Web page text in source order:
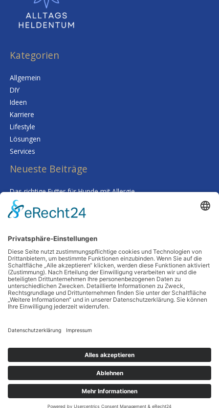
Kategorien
Allgemein
DIY
Ideen
Karriere
Lifestyle
Lösungen
Services
Neueste Beiträge
Das richtige Futter für Hunde mit Allergie
Kalk im Trinkwasser: Warum Sie sich keine Sorgen um Ihre
Gesundheit machen müssen
Routineaufgaben plötzlich kaum noch Zeit kosten
Deine Haut als Spiegel: Warum Tiefenreinigung und gezielte
Nährstoffe alles verändern
Wenn Worte fehlen: Wie man Abschied nimmt, ohne etwas zu
übersehen
Schlagwörter
Copyright © 2026 Alltagsheldentum
Datenschutz
Impressum